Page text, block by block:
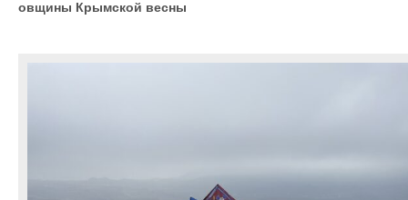
овщины Крымской весны